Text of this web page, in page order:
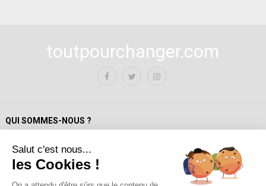
toutpourchanger.com
QUI SOMMES-NOUS ?
Mentions Légales
Politique de confidentialité
Salut c'est nous...
les Cookies !